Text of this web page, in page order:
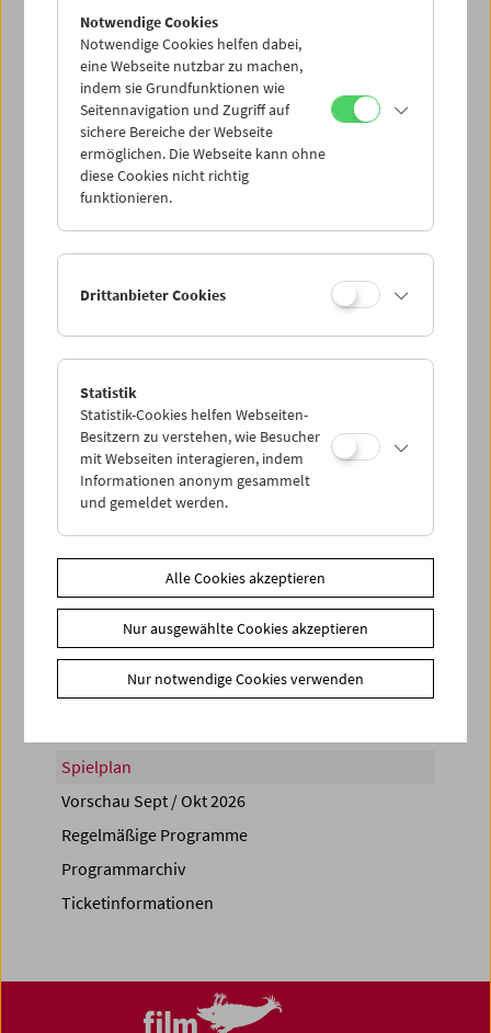
Di 23.3.
Mi 24.3.
Do 25.3.
So 28.3.
PROGRAMM ÜBERBLICK
Spielplan
Vorschau Sept / Okt 2026
Regelmäßige Programme
Programmarchiv
Ticketinformationen
Notwendige Cookies
Notwendige Cookies helfen dabei,
eine Webseite nutzbar zu machen,
indem sie Grundfunktionen wie
Seitennavigation und Zugriff auf
sichere Bereiche der Webseite
ermöglichen. Die Webseite kann ohne
diese Cookies nicht richtig
funktionieren.
Drittanbieter Cookies
Statistik
Statistik-Cookies helfen Webseiten-
Besitzern zu verstehen, wie Besucher
mit Webseiten interagieren, indem
Informationen anonym gesammelt
und gemeldet werden.
Alle Cookies akzeptieren
Nur ausgewählte Cookies akzeptieren
Nur notwendige Cookies verwenden